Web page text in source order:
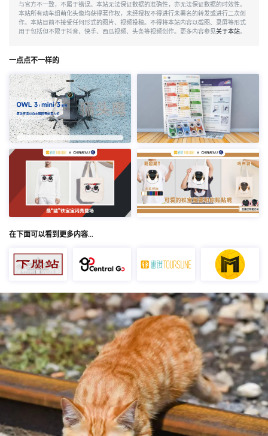
与官方不一致，不属于错误。本站无法保证数据的准确性，亦无法保证数据的时效性。
本站所有动车组萌化头像均获得著作权，未经授权不得进行未署名的转发或进行二次创
作。本站目前不接受任何形式的图片、视频投稿。不得将本站内容以截图、录屏等形式
用于包括但不限于抖音、快手、西瓜视频、头条等视频创作。更多内容参见关于本站。
一点点不一样的
在下面可以看到更多内容…